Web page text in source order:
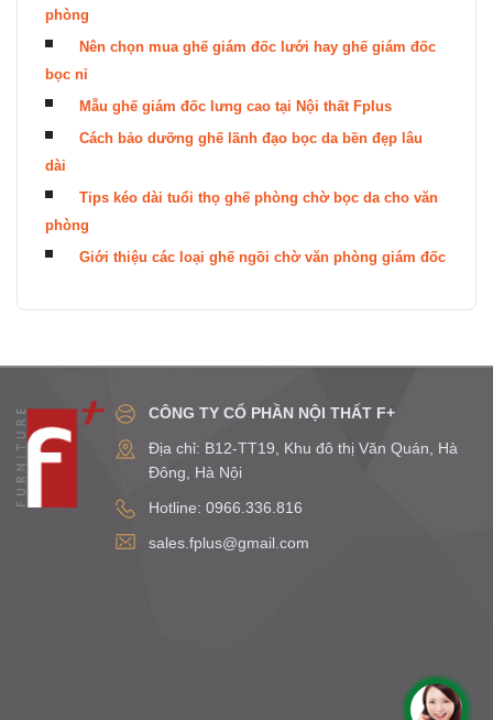
phòng
Nên chọn mua ghế giám đốc lưới hay ghế giám đốc
bọc nỉ
Mẫu ghế giám đốc lưng cao tại Nội thất Fplus
Cách bảo dưỡng ghế lãnh đạo bọc da bền đẹp lâu
dài
Tips kéo dài tuổi thọ ghế phòng chờ bọc da cho văn
phòng
Giới thiệu các loại ghế ngồi chờ văn phòng giám đốc
CÔNG TY CỔ PHẦN NỘI THẤT F+
Địa chỉ: B12-TT19, Khu đô thị Văn Quán, Hà
Đông, Hà Nội
Hotline: 0966.336.816
sales.fplus@gmail.com